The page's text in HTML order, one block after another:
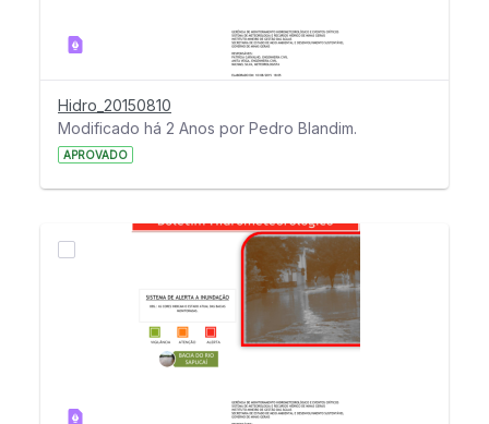
Hidro_20150810
Modificado há 2 Anos por Pedro Blandim.
APROVADO